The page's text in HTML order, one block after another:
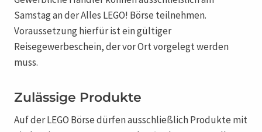
Samstag an der Alles LEGO! Börse teilnehmen.
Voraussetzung hierfür ist ein gültiger
Reisegewerbeschein, der vor Ort vorgelegt werden
muss.
Zulässige Produkte
Auf der LEGO Börse dürfen ausschließlich Produkte mit